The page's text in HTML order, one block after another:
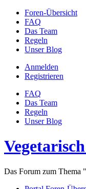
Foren-Übersicht
FAQ
Das Team
Regeln
Unser Blog
Anmelden
Registrieren
FAQ
Das Team
Regeln
Unser Blog
Das Forum zum Thema